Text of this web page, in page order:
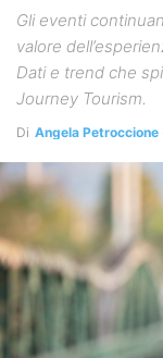
Gli eventi
valore
Dati e trend che
Journey Tourism.
Di Angela Petroccione